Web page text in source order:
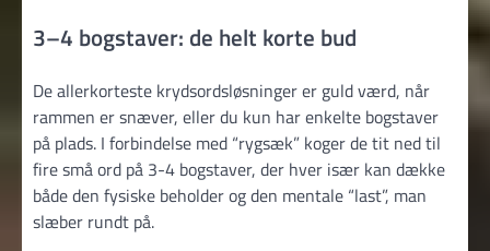
3–4 bogstaver: de helt korte bud
De aller­korteste krydsordsløsninger er guld værd, når
rammen er snæver, eller du kun har enkelte bogstaver
på plads. I forbindelse med “rygsæk” koger de tit ned til
fire små ord på 3-4 bogstaver, der hver især kan dække
både den fysiske beholder og den mentale “last”, man
slæber rundt på.